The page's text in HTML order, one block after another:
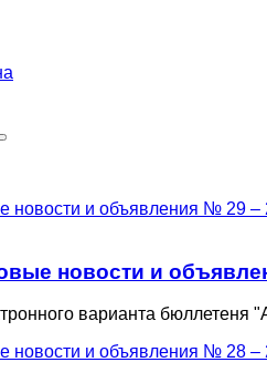
новости и
варианта бюллетеня